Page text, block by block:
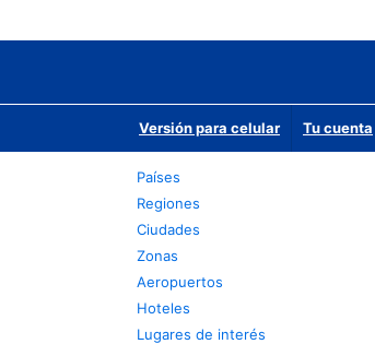
Versión para celular Tu cuenta
Países
Regiones
Ciudades
Zonas
Aeropuertos
Hoteles
Lugares de interés